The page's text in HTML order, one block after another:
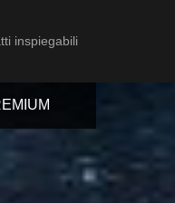
inspiegabili